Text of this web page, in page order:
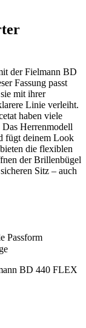
der Fielmann BD
Fassung passt
mit ihrer
Linie verleiht.
haben viele
Herrenmodell
fügt deinem Look
die flexiblen
der Brillenbügel
Sitz – auch
Passform
BD 440 FLEX